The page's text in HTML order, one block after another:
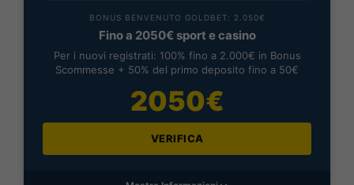
BONUS BENVENUTO GOLDBET: 2.050€
Fino a 2050€ sport e casino
Per i nuovi registrati: 100% fino a 2.000€ in Bonus
Scommesse + 50% del primo deposito fino a 50€
2050€
VERIFICA